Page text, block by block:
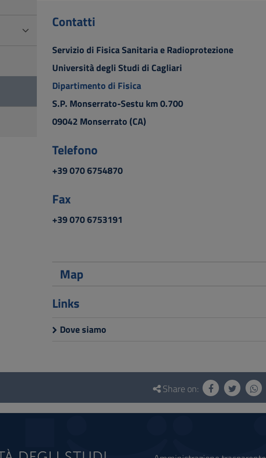
Contatti
Servizio di Fisica Sanitaria e Radioprotezione
Università degli Studi di Cagliari
Dipartimento di Fisica
S.P. Monserrato-Sestu km 0.700
09042 Monserrato (CA)
Telefono
+39 070 6754870
Fax
+39 070 6753191
Map
Links
Dove siamo
Share on: